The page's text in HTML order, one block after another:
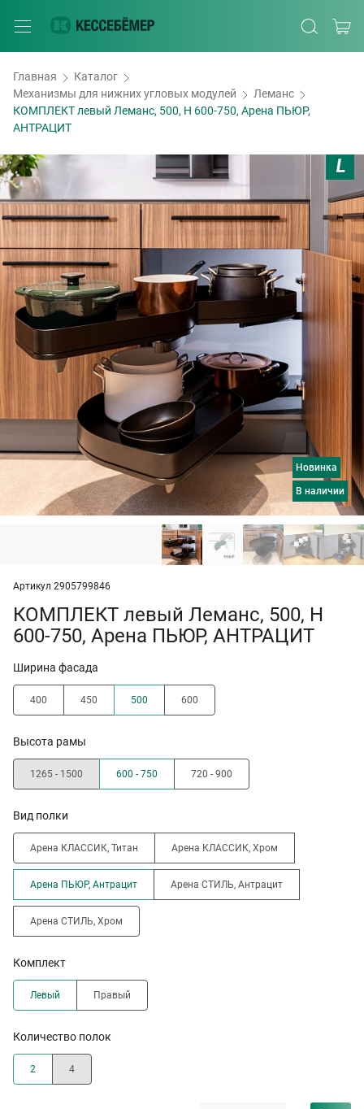
Главная
Каталог
Механизмы для нижних угловых модулей
Леманс
КОМПЛЕКТ левый Леманс, 500, H 600-750, Арена ПЬЮР,
АНТРАЦИТ
Новинка
в наличии
Артикул 2905799846
КОМПЛЕКТ левый Леманс, 500, H
600-750, Арена ПЬЮР, АНТРАЦИТ
Ширина фасада
400 450 500 600
Высота рамы
1265 - 1500 600 - 750 720 - 900
Вид полки
Арена КЛАССИК, Титан Арена КЛАССИК, Хром
Арена ПЬЮР, Антрацит Арена СТИЛЬ, Антрацит
Арена СТИЛЬ, Хром
Комплект
Левый Правый
Количество полок
2 4